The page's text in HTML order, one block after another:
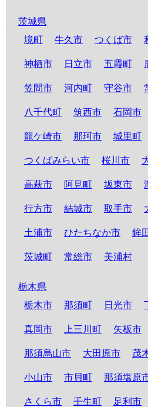
茨城県
境町
牛久市 つくば市
神栖市 日立市 五霞町
笠間市 河内町 守谷市
八千代町 筑西市 石岡市
龍ケ崎市 那珂市 城里町
つくばみらい市 桜川市
高萩市 阿見町 坂東市
行方市 結城市 取手市
土浦市 ひたちなか市 鉾
茨城町 常総市 美浦村
栃木県
栃木市
那須町 日光市
真岡市 上三川町 矢板市
那須烏山市 大田原市 茂
小山市 市貝町 那須塩原
さくら市 壬生町 足利市